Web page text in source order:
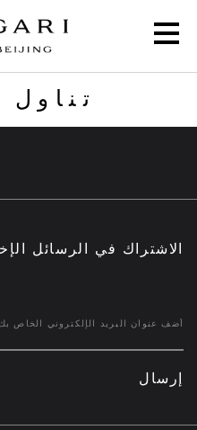
Dining
تناول
الاشتراك في الرسائل
إرسال